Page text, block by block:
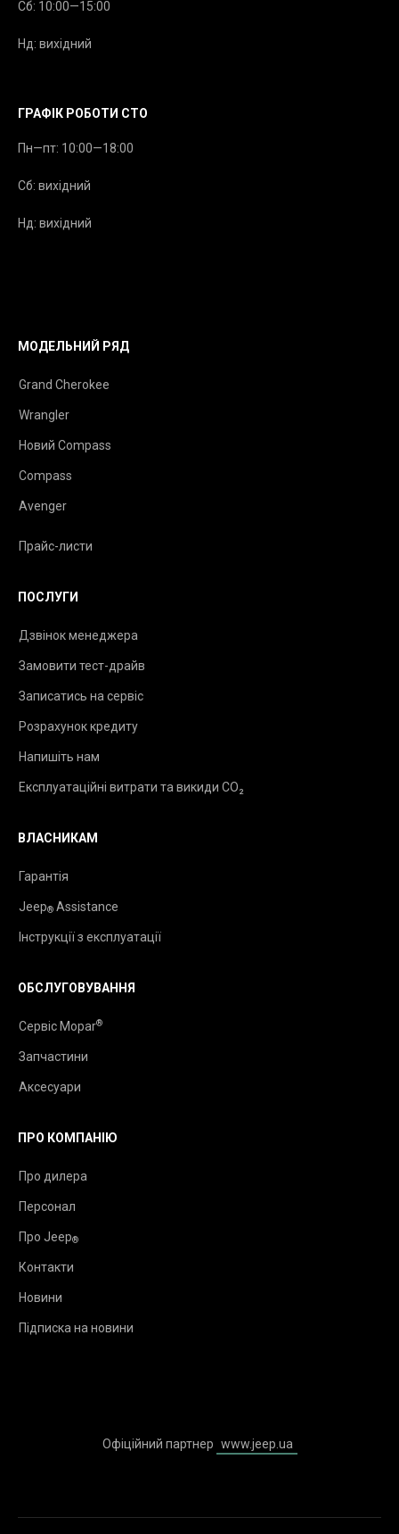
Сб: 10:00—15:00
Нд: вихідний
ГРАФІК РОБОТИ СТО
Пн—пт: 10:00—18:00
Сб: вихідний
Нд: вихідний
МОДЕЛЬНИЙ РЯД
Grand Cherokee
Wrangler
Новий Compass
Compass
Avenger
Прайс-листи
ПОСЛУГИ
Дзвінок менеджера
Замовити тест-драйв
Записатись на сервіс
Розрахунок кредиту
Напишіть нам
Експлуатаційні витрати та викиди CO₂
ВЛАСНИКАМ
Гарантія
Jeep® Assistance
Інструкції з експлуатації
ОБСЛУГОВУВАННЯ
Сервіс Mopar®
Запчастини
Аксесуари
ПРО КОМПАНІЮ
Про дилера
Персонал
Про Jeep®
Контакти
Новини
Підписка на новини
Офіційний партнер www.jeep.ua